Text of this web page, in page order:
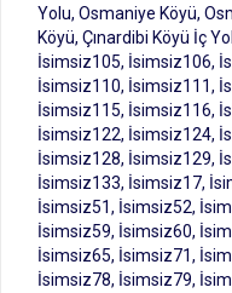
Yolu, Osmaniye Köyü,
Köyü, Çınardibi Köyü İç
İsimsiz105, İsimsiz106,
İsimsiz110, İsimsiz111,
İsimsiz115, İsimsiz116,
İsimsiz122, İsimsiz124,
İsimsiz128, İsimsiz129,
İsimsiz133, İsimsiz17,
İsimsiz51, İsimsiz52,
İsimsiz59, İsimsiz60,
İsimsiz65, İsimsiz71,
İsimsiz78, İsimsiz79,